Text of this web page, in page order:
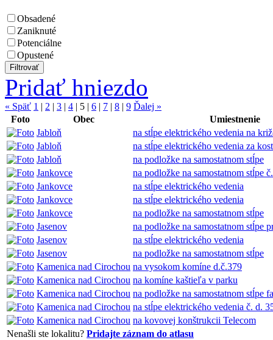
Obsadené
Zaniknuté
Potenciálne
Opustené
Pridať hniezdo
« Späť 1 | 2 | 3 | 4 | 5 | 6 | 7 | 8 | 9 Ďalej »
Foto
Obec
Umiestnenie
Jabloň
na stĺpe elektrického vedenia na
Jabloň
na stĺpe elektrického vedenia za
Jabloň
na podložke na samostatnom stĺpe
Jankovce
na podložke na samostatnom stĺpe
Jankovce
na stĺpe elektrického vedenia
Jankovce
na stĺpe elektrického vedenia
Jankovce
na podložke na samostatnom stĺpe
Jasenov
na podložke na samostatnom stĺpe
Jasenov
na stĺpe elektrického vedenia
Jasenov
na podložke na samostatnom stĺpe
Kamenica nad Cirochou na vysokom komíne d.č.379
Kamenica nad Cirochou na komíne kaštieľa v parku
Kamenica nad Cirochou na podložke na samostatnom stĺpe
Kamenica nad Cirochou na stĺpe elektrického vedenia č. d.
Kamenica nad Cirochou na kovovej konštrukcii Telecom
Nenašli ste lokalitu? Pridajte záznam do atlasu